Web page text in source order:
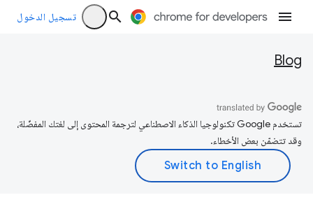
تسجيل الدخول
Blog
تستخدم Google تكنولوجيا الذكاء الاصطناعي لترجمة المحتوى إلى لغتك المفضّلة،
وقد تتضمّن بعض الأخطاء.